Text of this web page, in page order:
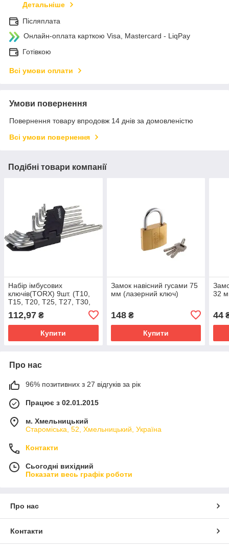
Детальніше
Післяплата
Онлайн-оплата карткою Visa, Mastercard - LiqPay
Готівкою
Всі умови оплати
Умови повернення
Повернення товару впродовж 14 днів за домовленістю
Всі умови повернення
Подібні товари компанії
Набір імбусових
ключів(TORX) 9шт. (T10,
T15, T20, T25, T27, T30,
56-397
112,97 ₴
Купити
Замок навісний гусами 75
мм (лазерний ключ)
148₴
Купити
32
44
Про нас
96% позитивних з 27 відгуків за рік
Працює з 02.01.2015
м. Хмельницький
Староміська, 52, Хмельницький, Україна
Контакти
Сьогодні вихідний
Показати весь графік роботи
Про нас
Контакти